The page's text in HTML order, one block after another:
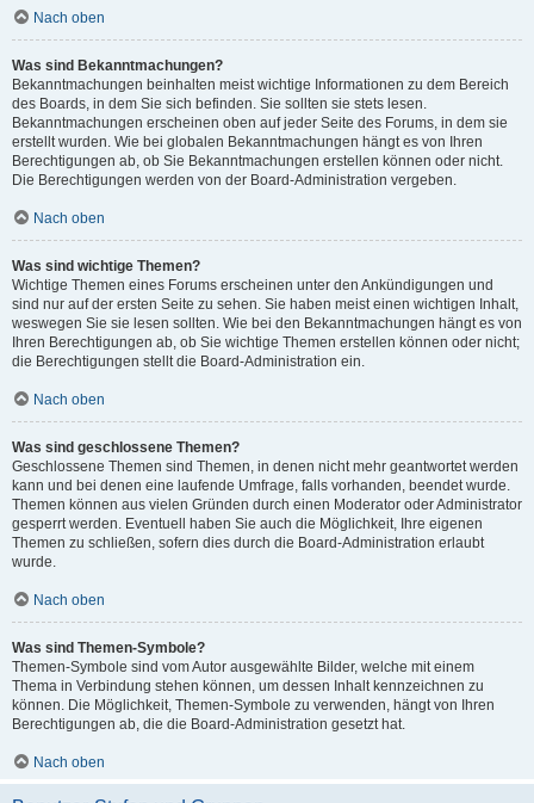
Nach oben
Was sind Bekanntmachungen?
Bekanntmachungen beinhalten meist wichtige Informationen zu dem Bereich
des Boards, in dem Sie sich befinden. Sie sollten sie stets lesen.
Bekanntmachungen erscheinen oben auf jeder Seite des Forums, in dem sie
erstellt wurden. Wie bei globalen Bekanntmachungen hängt es von Ihren
Berechtigungen ab, ob Sie Bekanntmachungen erstellen können oder nicht.
Die Berechtigungen werden von der Board-Administration vergeben.
Nach oben
Was sind wichtige Themen?
Wichtige Themen eines Forums erscheinen unter den Ankündigungen und
sind nur auf der ersten Seite zu sehen. Sie haben meist einen wichtigen Inhalt,
weswegen Sie sie lesen sollten. Wie bei den Bekanntmachungen hängt es von
Ihren Berechtigungen ab, ob Sie wichtige Themen erstellen können oder nicht;
die Berechtigungen stellt die Board-Administration ein.
Nach oben
Was sind geschlossene Themen?
Geschlossene Themen sind Themen, in denen nicht mehr geantwortet werden
kann und bei denen eine laufende Umfrage, falls vorhanden, beendet wurde.
Themen können aus vielen Gründen durch einen Moderator oder Administrator
gesperrt werden. Eventuell haben Sie auch die Möglichkeit, Ihre eigenen
Themen zu schließen, sofern dies durch die Board-Administration erlaubt
wurde.
Nach oben
Was sind Themen-Symbole?
Themen-Symbole sind vom Autor ausgewählte Bilder, welche mit einem
Thema in Verbindung stehen können, um dessen Inhalt kennzeichnen zu
können. Die Möglichkeit, Themen-Symbole zu verwenden, hängt von Ihren
Berechtigungen ab, die die Board-Administration gesetzt hat.
Nach oben